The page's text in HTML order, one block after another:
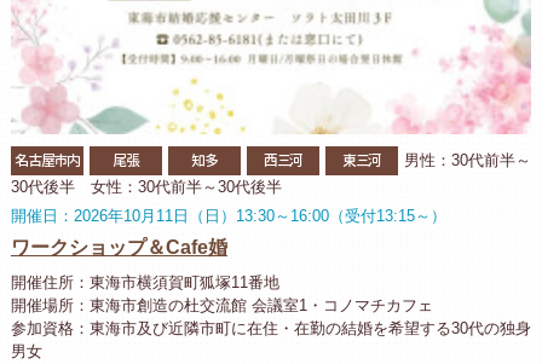
名古屋市内 尾張 知多 西三河 東三河
男性：30代前半～
30代後半 女性：30代前半～30代後半
開催日：2026年10月11日（日）13:30～16:00（受付13:15～）
ワークショップ＆Cafe婚
開催住所：東海市横須賀町狐塚11番地
開催場所：東海市創造の杜交流館 会議室1・コノマチカフェ
参加資格：東海市及び近隣市町に在住・在勤の結婚を希望する30代の独身
男女